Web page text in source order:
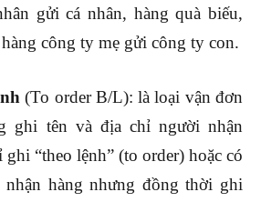
gửi cá nhân, hàng quà biếu,
công ty mẹ gửi công ty con.
(To order B/L): là loại vận đơn
ghi tên và địa chỉ người nhận
ghi “theo lệnh” (to order) hoặc có
hàng nhưng đồng thời ghi